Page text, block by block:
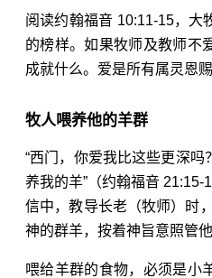
阅读约翰福音 10:11-15，大
的榜样。如果牧师及教师不
成就什么。爱是所有属灵恩
牧人喂养他的羊群
“西门，你爱我比这些更深
养我的羊”（约翰福音 21:15-
信中，教导长老（牧师）时
神的群羊，按着神旨意照管
喂给羊群的食物，必须是小